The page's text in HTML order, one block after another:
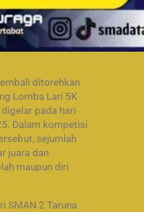
ditorehkan
Lomba Lari 5K
pada hari
Dalam kompetisi
sejumlah
juara dan
maupun diri
SMAN 2 Taruna